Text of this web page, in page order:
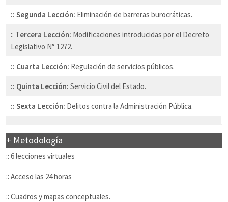
:: Segunda Lección: Eliminación de barreras burocráticas.
:: Tercera Lección: Modificaciones introducidas por el Decreto
Legislativo N° 1272.
:: Cuarta Lección: Regulación de servicios públicos.
:: Quinta Lección: Servicio Civil del Estado.
:: Sexta Lección: Delitos contra la Administración Pública.
+ Metodología
:: 6 lecciones virtuales
:: Acceso las 24 horas
:: Cuadros y mapas conceptuales.